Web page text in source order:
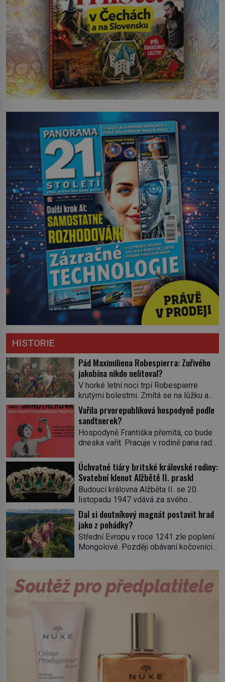
HISTORIE
Pád Maximiliena Robespierra: Zuřivého
jakobína nikdo nelitoval?
V horké letní noci trpí Robespierre
krutými bolestmi. Zmítá se na lůžku a
hlavou mu víří kolotoč myšlenek. Když
se probere z mdlob, vzpomene si na
jednu z pařížských jasnovidek, kterou
před lety navštívil. Prorokovala mu
tragický osud. Tehdy se jí vysmál.
prohlásil o něm jiný významný
francouzský revolucionář, Honoré de
Mirabeau […]
Vařila prvorepubliková hospodyně podle
sandtnerek?
Hospodyně Františka přemítá, co bude
dneska vařit. Pracuje v rodině pana rady
rychle v jedné ze „sandtnerek“.
„Zaplaťpánbůh, že už nemusíme chodit
s lístky,“ povzdechne si směrem ke
služce, kterou má v kuchyni k ruce.
Ještě v prvních letech nové republiky
fungoval kvůli nedostatku zboží
přídělový systém. […]
Úchvatné tiáry britské královské rodiny:
Svatební klenot Alžbětě II. praskl
Budoucí královna Alžběta II. se 20.
listopadu 1947 vdává za svého
vyvoleného Filipa Mountbattena. Aby
měla na obřad ve Westminsteru podle
tradice „něco vypůjčeného“, její matka jí
věnuje jedinečný šperk ze své
soukromé kolekce – diamantovou tiáru
tiára,“ zhodnotil klenot britský politik Sir
Henry Channon (1897–1958), když si […]
Dal si doutníkový magnát postavit hrad
jako z pohádky?
Střední Evropu v roce 1241 zle poplení
Mongolové. Později obávaní kočovníci
jednat. Na další případné řádění barbarů
z východu se chce pečlivě připravit!
Český král Václav I. (1205–1253) přijme
opatření, která mají posílit obranu jeho
království. Zajistit hodlá především